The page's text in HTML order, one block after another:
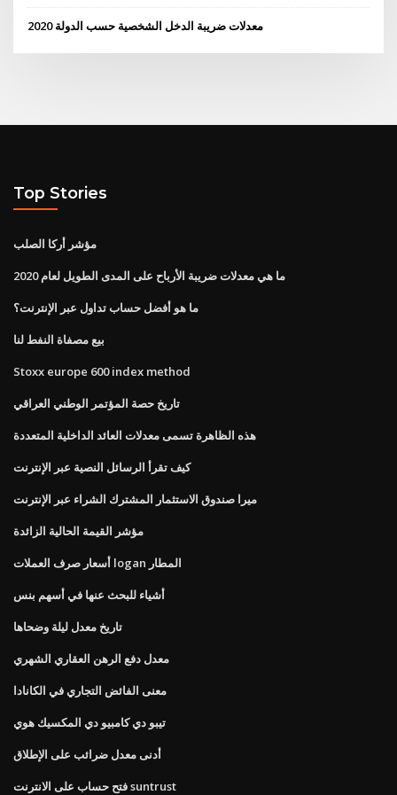
معدلات ضريبة الدخل الشخصية حسب الدولة 2020
Top Stories
مؤشر أركا الصلب
ما هي معدلات ضريبة الأرباح على المدى الطويل لعام 2020
ما هو أفضل حساب تداول عبر الإنترنت؟
بيع مصفاة النفط لنا
Stoxx europe 600 index method
تاريخ حصة المؤتمر الوطني العراقي
هذه الظاهرة تسمى معدلات العائد الداخلية المتعددة
كيف تقرأ الرسائل النصية عبر الإنترنت
ميرا صندوق الاستثمار المشترك الشراء عبر الإنترنت
مؤشر القيمة الحالية الزائدة
أسعار صرف العملات logan المطار
أشياء للبحث عنها في أسهم بنس
تاريخ معدل ليلة وضحاها
معدل دفع الرهن العقاري الشهري
معنى الفائض التجاري في الكانادا
تيبو دي كامبيو دي المكسيك هوي
أدنى معدل ضرائب على الإطلاق
فتح حساب على الانترنت suntrust